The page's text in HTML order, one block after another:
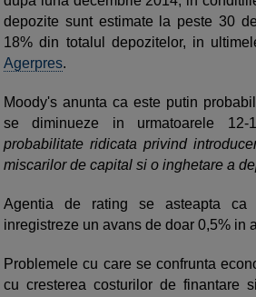
depozite sunt estimate la peste 30
18% din totalul depozitelor, in
Agerpres.
Moody's anunta ca este putin
se diminueze in urmatoarele
probabilitate ridicata privind
miscarilor de capital si o inghetare a
Agentia de rating se asteapta ca
inregistreze un avans de doar 0,5% in
Problemele cu care se confrunta
cu cresterea costurilor de finantare